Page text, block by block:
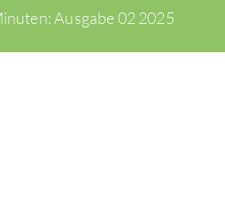
Ausgabe 02 2025